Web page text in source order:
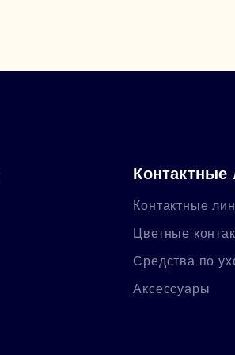
Контактные
Контактные
Цветные
Средства по
Аксессуары